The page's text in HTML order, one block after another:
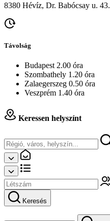
8380 Hévíz, Dr. Babócsay u. 43.
Távolság
Budapest 2.00 óra
Szombathely 1.20 óra
Zalaegerszeg 0.50 óra
Veszprém 1.40 óra
Keressen helyszínt
Keresés